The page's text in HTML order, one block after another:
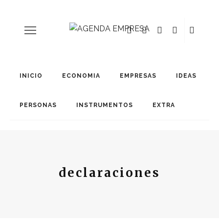
INICIO ECONOMIA EMPRESAS IDEAS
PERSONAS INSTRUMENTOS EXTRA
declaraciones